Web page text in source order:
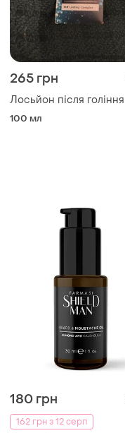
265 грн
Лосьйон після гоління
100 мл
180 грн
162 грн з 12 серп